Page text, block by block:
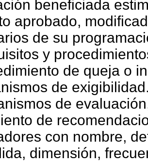
beneficiada
aprobado,
de su
y
de queja o
de
de
de
con nombre,
dimensión,